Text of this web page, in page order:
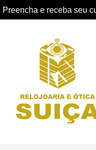
Preencha e receba seu